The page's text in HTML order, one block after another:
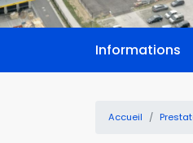
Informations
Accueil